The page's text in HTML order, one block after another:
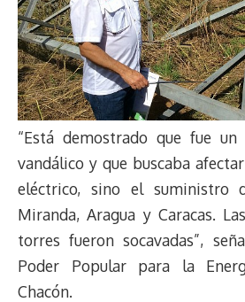
“Está demostrado que fue
vandálico y que buscaba
eléctrico, sino el suministro
Miranda, Aragua y Caracas.
torres fueron socavadas”,
Poder Popular para la
Chacón.